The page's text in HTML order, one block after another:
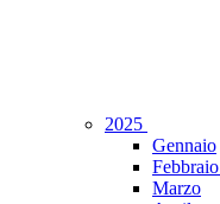
2025
Gennaio
Febbraio
Marzo